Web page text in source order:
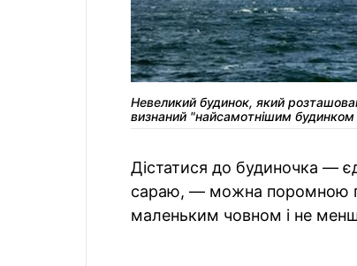
Невеликий будинок, який
визнаний "найсамотнішим будинком
Дістатися до будиночка —
сараю, — можна поромною
маленьким човном і не